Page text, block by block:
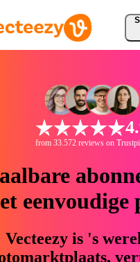
from 33.572 reviews on
eenvoudige
Vecteezy is 's